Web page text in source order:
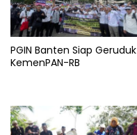
Pandeglang
Wisata
PGIN Banten Siap Geruduk
KemenPAN-RB